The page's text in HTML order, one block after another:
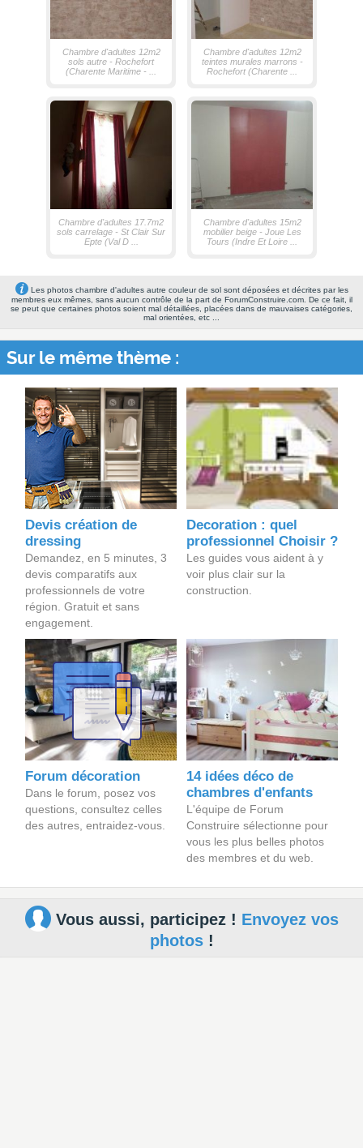
Chambre d'adultes 12m2
sols autre - Rochefort
(Charente Maritime - ...
Chambre d'adultes 12m2
teintes murales marrons -
Rochefort (Charente ...
Chambre d'adultes 17.7m2
sols carrelage - St Clair Sur
Epte (Val D ...
Chambre d'adultes 15m2
mobilier beige - Joue Les
Tours (Indre Et Loire ...
Les photos chambre d'adultes autre couleur de sol sont déposées et décrites par les
membres eux mêmes, sans aucun contrôle de la part de ForumConstruire.com. De ce fait, il
se peut que certaines photos soient mal détaillées, placées dans de mauvaises catégories,
mal orientées, etc ...
Sur le même thème :
Devis création de
dressing
Demandez, en 5 minutes, 3
devis comparatifs aux
professionnels de votre
région. Gratuit et sans
engagement.
Decoration : quel
professionnel Choisir ?
Les guides vous aident à y
voir plus clair sur la
construction.
Forum décoration
Dans le forum, posez vos
questions, consultez celles
des autres, entraidez-vous.
14 idées déco de
chambres d'enfants
L'équipe de Forum
Construire sélectionne pour
vous les plus belles photos
des membres et du web.
Vous aussi, participez ! Envoyez vos
photos!